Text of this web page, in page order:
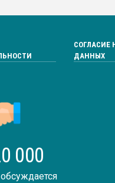
СОГЛАСИЕ
ДАННЫХ
000